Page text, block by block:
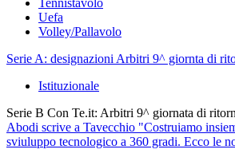
Tennistavolo
Uefa
Volley/Pallavolo
Serie A: designazioni Arbitri 9^ giornta di
Istituzionale
Serie B Con Te.it: Arbitri 9^ giornata di
Abodi scrive a Tavecchio "Costruiamo
sviuluppo tecnologico a 360 gradi. Ecco le